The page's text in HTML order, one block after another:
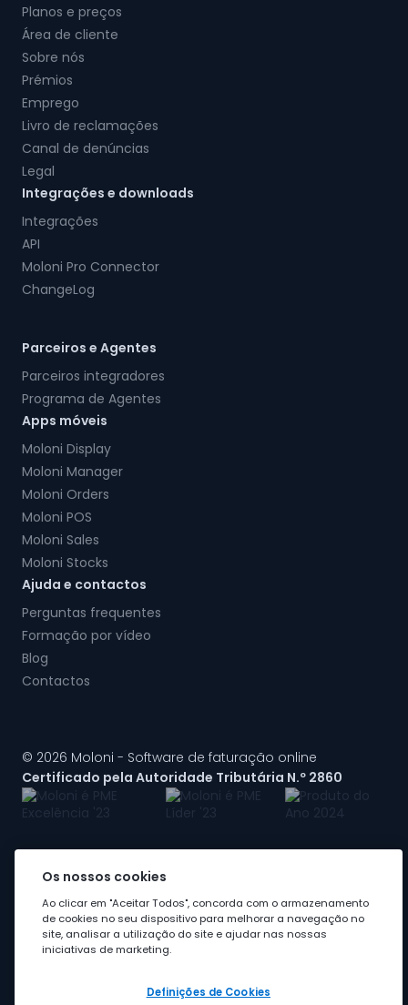
Planos e preços
Área de cliente
Sobre nós
Prémios
Emprego
Livro de reclamações
Canal de denúncias
Legal
Integrações e downloads
Integrações
API
Moloni Pro Connector
ChangeLog
Parceiros e Agentes
Parceiros integradores
Programa de Agentes
Apps móveis
Moloni Display
Moloni Manager
Moloni Orders
Moloni POS
Moloni Sales
Moloni Stocks
Ajuda e contactos
Perguntas frequentes
Formação por vídeo
Blog
Contactos
© 2026 Moloni - Software de faturação online
Certificado pela Autoridade Tributária N.º 2860
A Moloni faz parte dogrupo Visma
Os nossos cookies
Ao clicar em "Aceitar Todos", concorda com o armazenamento
de cookies no seu dispositivo para melhorar a navegação no
site, analisar a utilização do site e ajudar nas nossas
iniciativas de marketing.
Definições de Cookies